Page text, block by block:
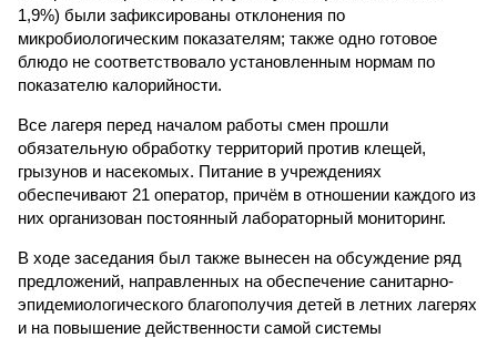
1,9%) были зафиксированы отклонения по
микробиологическим показателям; также одно готовое
блюдо не соответствовало установленным нормам по
показателю калорийности.
Все лагеря перед началом работы смен прошли
обязательную обработку территорий против клещей,
грызунов и насекомых. Питание в учреждениях
обеспечивают 21 оператор, причём в отношении каждого из
них организован постоянный лабораторный мониторинг.
В ходе заседания был также вынесен на обсуждение ряд
предложений, направленных на обеспечение санитарно-
эпидемиологического благополучия детей в летних лагерях
и на повышение действенности самой системы